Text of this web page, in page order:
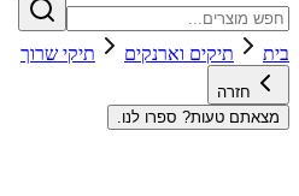
בית תיקים וארנקים תיקי שרוך
חזרה
מצאתם טעות? ספרו לנו.